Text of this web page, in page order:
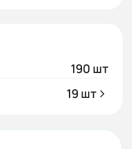
190 шт
19 шт